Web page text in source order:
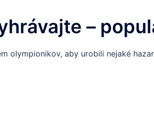
–
olympionikov, aby urobili nejaké